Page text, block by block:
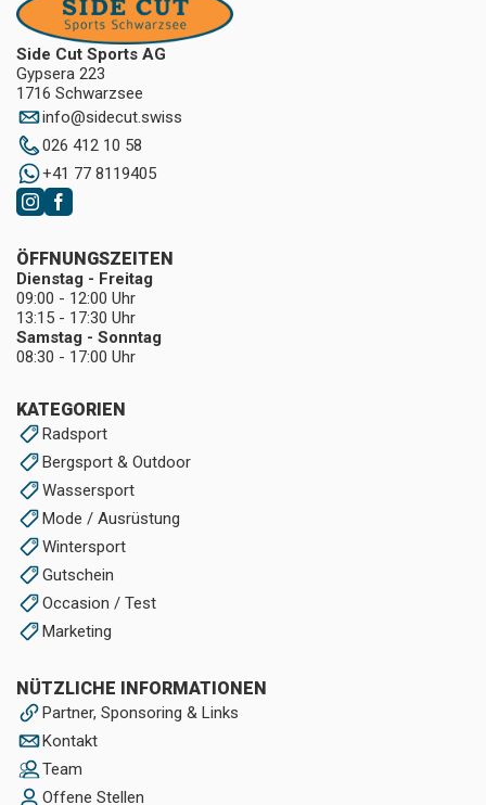
Side Cut Sports AG
Gypsera 223
1716 Schwarzsee
info@sidecut.swiss
026 412 10 58
+41 77 8119405
KATEGORIEN
Radsport
Bergsport & Outdoor
Wassersport
Mode / Ausrüstung
Wintersport
Gutschein
Occasion / Test
Marketing
NÜTZLICHE INFORMATIONEN
Partner, Sponsoring & Links
Kontakt
Team
Offene Stellen
ÖFFNUNGSZEITEN
Dienstag - Freitag
09:00 - 12:00 Uhr
13:15 - 17:30 Uhr
Samstag - Sonntag
08:30 - 17:00 Uhr